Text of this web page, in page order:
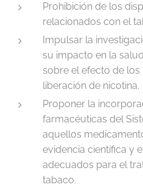
Prohibición de los
relacionados con el
Impulsar la
su impacto en la
sobre el efecto de
liberación de nicotina.
Proponer la
farmacéuticas del
aquellos
evidencia científica y
adecuados para el
tabaco.